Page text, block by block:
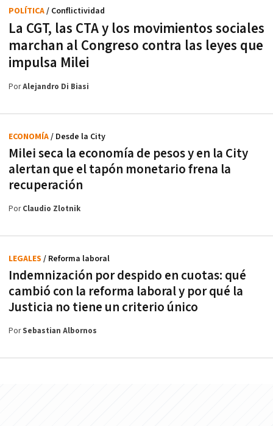
La CGT, las CTA y los movimientos sociales
marchan al Congreso contra las leyes que
impulsa Milei
POLÍTICA/ Conflictividad
PorAlejandro Di Biasi
Milei seca la economía de pesos y en la City
alertan que el tapón monetario frena la
recuperación
ECONOMÍA/ Desde la City
PorClaudio Zlotnik
Indemnización por despido en cuotas: qué
cambió con la reforma laboral y por qué la
Justicia no tiene un criterio único
LEGALES / Reforma laboral
PorSebastian Albornos